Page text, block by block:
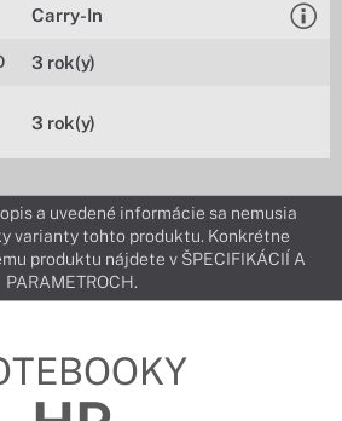
Carry-In
3 rok(y)
3 rok(y)
a uvedené informácie sa nemusia
varianty tohto produktu. Konkrétne
produktu nájdete v ŠPECIFIKÁCIÍ A
PARAMETROCH.